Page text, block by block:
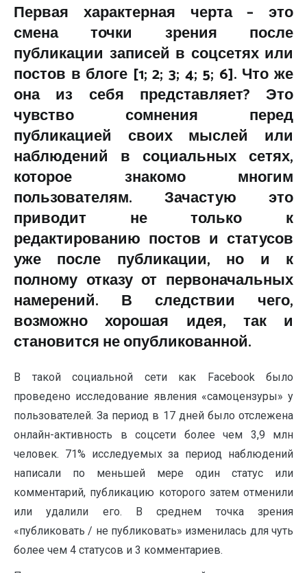
Первая характерная черта – это
смена точки зрения после
публикации записей в соцсетях или
постов в блоге [1; 2; 3; 4; 5; 6]. Что же
она из себя представляет? Это
чувство сомнения перед
публикацией своих мыслей или
наблюдений в социальных сетях,
которое знакомо многим
пользователям. Зачастую это
приводит не только к
редактированию постов и статусов
уже после публикации, но и к
полному отказу от первоначальных
намерений. В следствии чего,
возможно хорошая идея, так и
становится не опубликованной.
В такой социальной сети как Facebook было
проведено исследование явления «самоцензуры» у
пользователей. За период в 17 дней было отслежена
онлайн-активность в соцсети более чем 3,9 млн
человек. 71% исследуемых за период наблюдений
написали по меньшей мере один статус или
комментарий, публикацию которого затем отменили
или удалили его. В среднем точка зрения
«публиковать / не публиковать» изменилась для чуть
более чем 4 статусов и 3 комментариев.